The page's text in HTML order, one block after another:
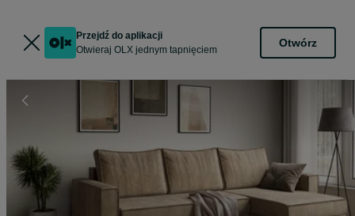
Przejdź do aplikacji
Otwieraj OLX jednym tapnięciem
Otwórz